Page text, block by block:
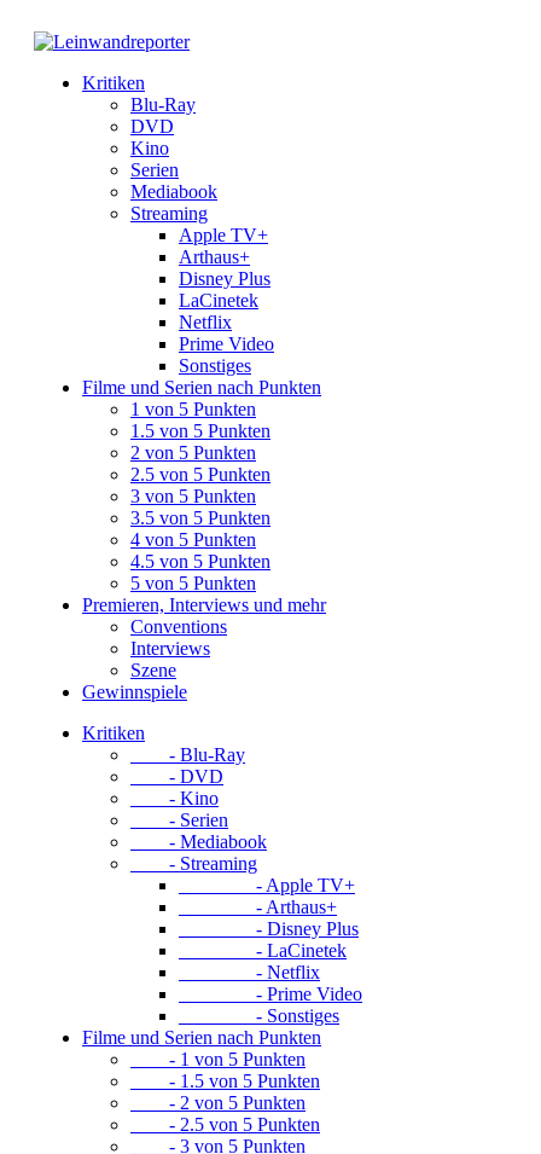
Kritiken
Blu-Ray
DVD
Kino
Serien
Mediabook
Streaming
Apple TV+
Arthaus+
Disney Plus
LaCinetek
Netflix
Prime Video
Sonstiges
Filme und Serien nach Punkten
1 von 5 Punkten
1.5 von 5 Punkten
2 von 5 Punkten
2.5 von 5 Punkten
3 von 5 Punkten
3.5 von 5 Punkten
4 von 5 Punkten
4.5 von 5 Punkten
5 von 5 Punkten
Premieren, Interviews und mehr
Conventions
Interviews
Szene
Gewinnspiele
Kritiken
- Blu-Ray
- DVD
- Kino
- Serien
- Mediabook
- Streaming
- Apple TV+
- Arthaus+
- Disney Plus
- LaCinetek
- Netflix
- Prime Video
- Sonstiges
Filme und Serien nach Punkten
- 1 von 5 Punkten
- 1.5 von 5 Punkten
- 2 von 5 Punkten
- 2.5 von 5 Punkten
- 3 von 5 Punkten